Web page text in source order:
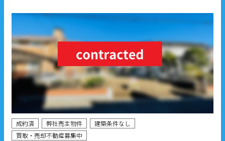
成約済 弊社売主物件
建築条件なし
買取・売却不動産募集中